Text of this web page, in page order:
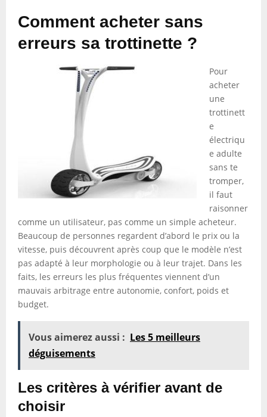
Comment acheter sans
erreurs sa trottinette ?
Pour
acheter
une
trottinett
e
électriqu
e adulte
sans te
tromper,
il faut
raisonner
comme un utilisateur, pas comme un simple acheteur.
Beaucoup de personnes regardent d’abord le prix ou la
vitesse, puis découvrent après coup que le modèle n’est
pas adapté à leur morphologie ou à leur trajet. Dans les
faits, les erreurs les plus fréquentes viennent d’un
mauvais arbitrage entre autonomie, confort, poids et
budget.
Vous aimerez aussi : Les 5 meilleurs
déguisements
Les critères à vérifier avant de
choisir